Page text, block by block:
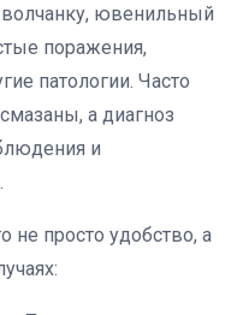
ювенильный
поражения,
патологии. Часто
а диагноз
и
не просто удобство, а